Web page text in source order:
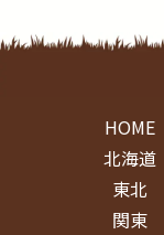
HOME
北海道
東北
関東